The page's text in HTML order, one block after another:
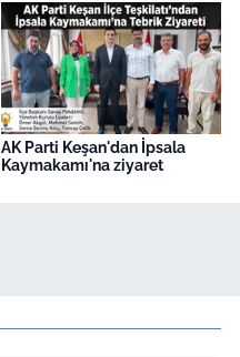
AK Parti Keşan'dan İpsala
Kaymakamı'na ziyaret